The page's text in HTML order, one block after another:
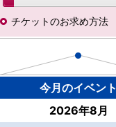
チケットのお求め方法
今月のイベント
2026年8月